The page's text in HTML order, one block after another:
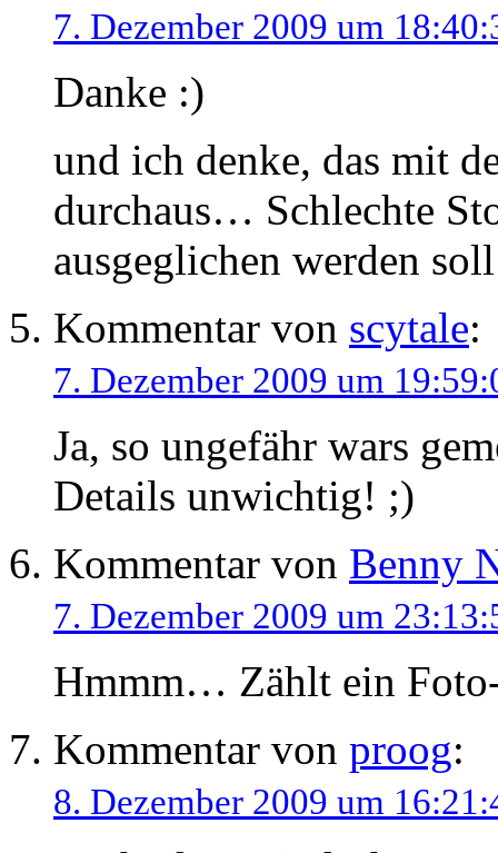
7. Dezember 2009 um
Danke :)
und ich denke, das mit
durchaus… Schlechte
ausgeglichen werden
Kommentar von scytale:
7. Dezember 2009 um
Ja, so ungefähr wars
Details unwichtig! ;)
Kommentar von Benny
7. Dezember 2009 um
Hmmm… Zählt ein
Kommentar von proog:
8. Dezember 2009 um